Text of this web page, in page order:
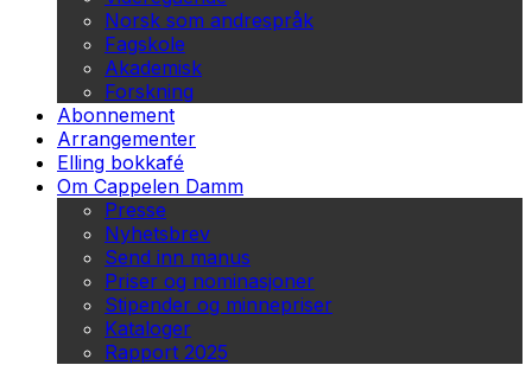
Norsk som andrespråk
Fagskole
Akademisk
Forskning
Abonnement
Arrangementer
Elling bokkafé
Om Cappelen Damm
Presse
Nyhetsbrev
Send inn manus
Priser og nominasjoner
Stipender og minnepriser
Kataloger
Rapport 2025